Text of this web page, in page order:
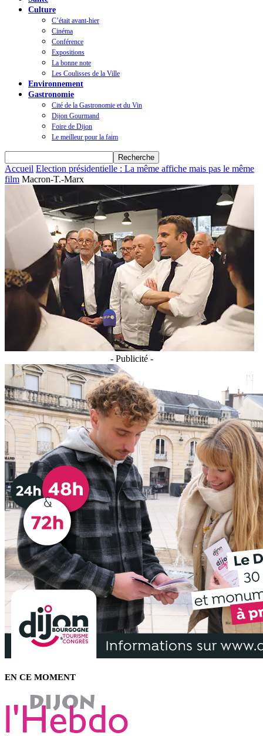
Culture
C’était avant-hier
Cinéma
Conférence
Expositions
La bonne note
Les Coulisses de la Ville
Environnement
Gastronomie
Cité de la Gastronomie et du Vin
Dijon Gourmand
Foire de Dijon
Le meilleur pour la faim
Accueil Election présidentielle : La même affiche mais pas le même
film Macron-T.-Marx
- Publicité -
EN CE MOMENT